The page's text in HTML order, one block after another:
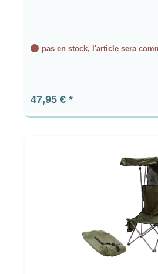
pas en stock, l'article sera
Prix régulier :
47,95 €